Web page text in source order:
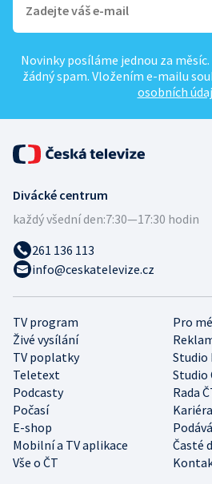
Novinky posíláme jednou za
žádný spam. Vložením e-mailu
osobních